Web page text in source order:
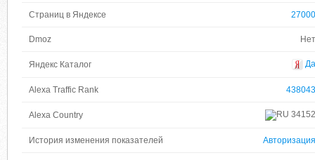
Страниц в Яндексе 27000
Dmoz Нет
Яндекс Каталог Да
Alexa Traffic Rank 438043
Alexa Country 34152
История изменения показателей Авторизация